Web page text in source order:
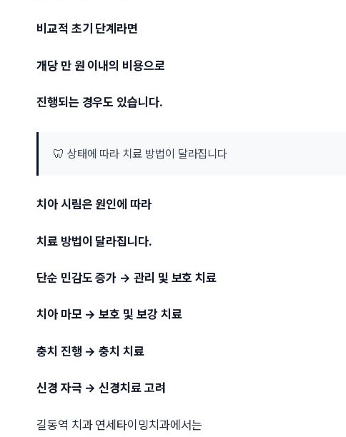
비교적 초기 단계라면
개당 만 원 이내의 비용으로
진행되는 경우도 있습니다.
🦷 상태에 따라 치료 방법이 달라집니다
치아 시림은 원인에 따라
치료 방법이 달라집니다.
단순 민감도 증가 → 관리 및 보호 치료
치아 마모 → 보호 및 보강 치료
충치 진행 → 충치 치료
신경 자극 → 신경치료 고려
길동역 치과 연세타이밍치과에서는